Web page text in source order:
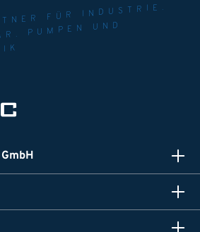
FÜR INDUSTRIE.
PUMPEN UND